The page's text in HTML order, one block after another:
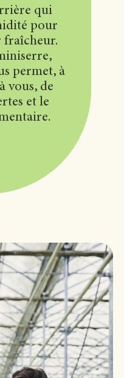
qui
pour
permet, à
vous, de
et le